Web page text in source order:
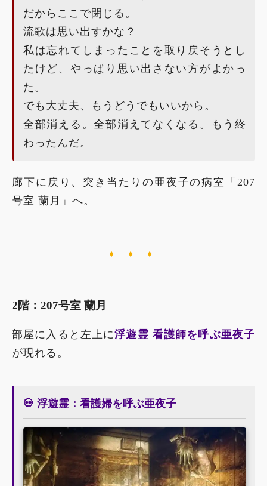
だからここで閉じる。
流歌は思い出すかな？
私は忘れてしまったことを取り戻そうとし
たけど、やっぱり思い出さない方がよかっ
た。
でも大丈夫、もうどうでもいいから。
全部消える。全部消えてなくなる。もう終
わったんだ。
廊下に戻り、突き当たりの亜夜子の病室「207
号室 蘭月」へ。
♦ ♦ ♦
2階：207号室 蘭月
部屋に入ると左上に浮遊霊 看護師を呼ぶ亜夜子
が現れる。
💀 浮遊霊：看護婦を呼ぶ亜夜子